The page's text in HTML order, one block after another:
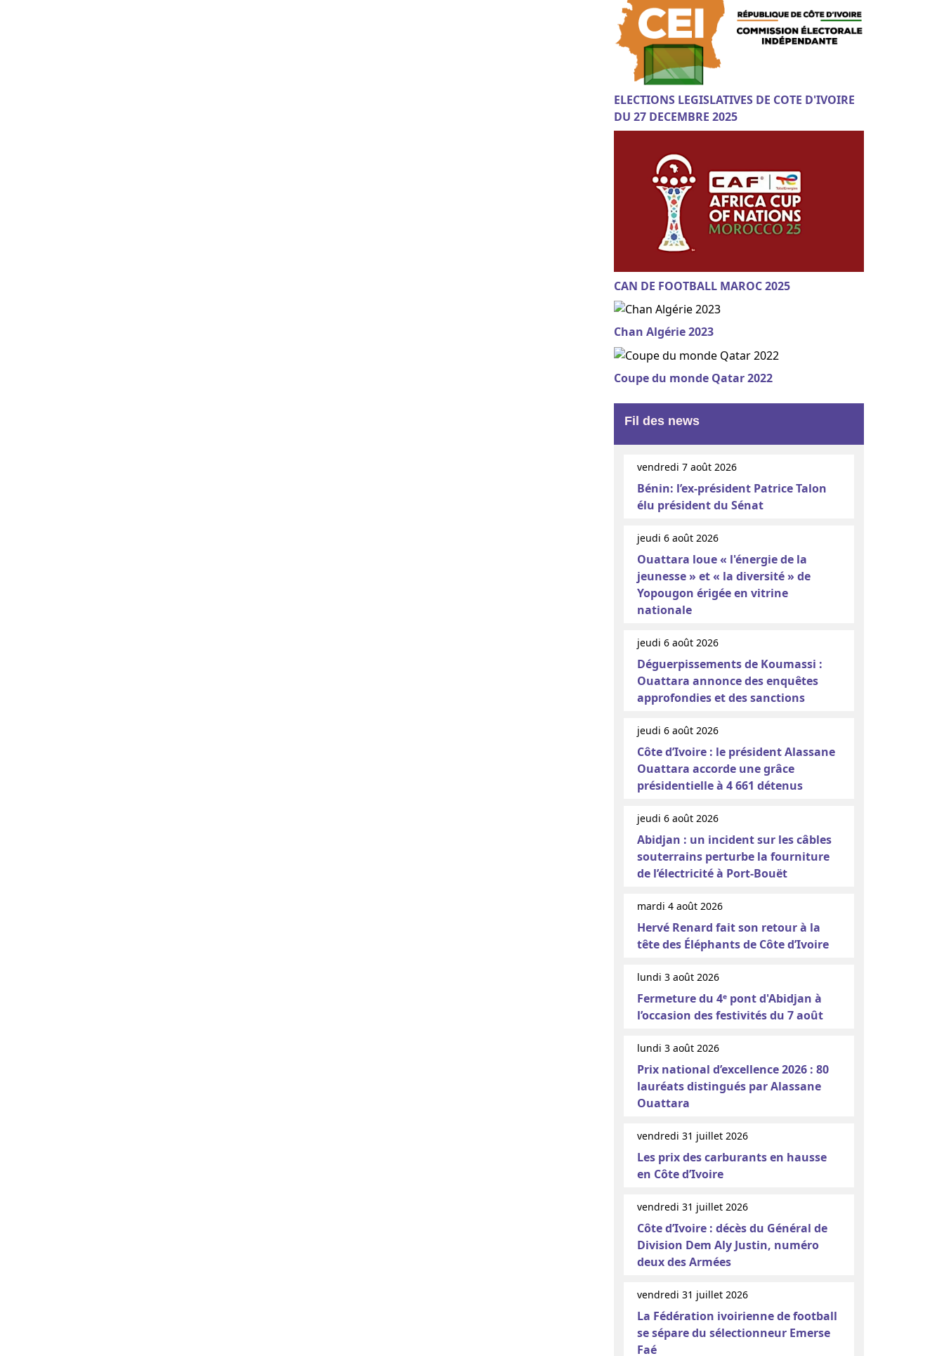
ELECTIONS LEGISLATIVES DE COTE D'IVOIRE
DU 27 DECEMBRE 2025
CAN DE FOOTBALL MAROC 2025
Chan Algérie 2023
Coupe du monde Qatar 2022
Fil des news
vendredi 7 août 2026
Bénin: l’ex-président Patrice Talon
élu président du Sénat
jeudi 6 août 2026
Ouattara loue « l'énergie de la
jeunesse » et « la diversité » de
Yopougon érigée en vitrine
nationale
jeudi 6 août 2026
Déguerpissements de Koumassi :
Ouattara annonce des enquêtes
approfondies et des sanctions
jeudi 6 août 2026
Côte d’Ivoire : le président Alassane
Ouattara accorde une grâce
présidentielle à 4 661 détenus
jeudi 6 août 2026
Abidjan : un incident sur les câbles
souterrains perturbe la fourniture
de l’électricité à Port-Bouët
mardi 4 août 2026
Hervé Renard fait son retour à la
tête des Éléphants de Côte d’Ivoire
lundi 3 août 2026
Fermeture du 4ᵉ pont d'Abidjan à
l’occasion des festivités du 7 août
lundi 3 août 2026
Prix national d’excellence 2026 : 80
lauréats distingués par Alassane
Ouattara
vendredi 31 juillet 2026
Les prix des carburants en hausse
en Côte d’Ivoire
vendredi 31 juillet 2026
Côte d’Ivoire : décès du Général de
Division Dem Aly Justin, numéro
deux des Armées
vendredi 31 juillet 2026
La Fédération ivoirienne de football
se sépare du sélectionneur Emerse
Faé